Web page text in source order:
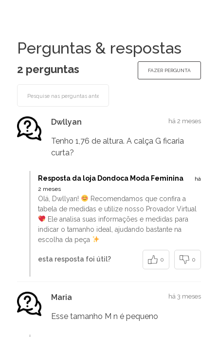
Perguntas & respostas
2 perguntas FAZER PERGUNTA
Dwllyan há 2 meses
Tenho 1,76 de altura. A calça G ficaria
curta?
Resposta da loja Dondoca Moda Feminina
há
2 meses
Olá, Dwllyan!
Recomendamos que confira a
tabela de medidas e utilize nosso Provador Virtual
Ele analisa suas informações e medidas para
indicar o tamanho ideal, ajudando bastante na
escolha da peça
esta resposta foi útil? 0 0
Maria há 3 meses
Esse tamanho M n é pequeno